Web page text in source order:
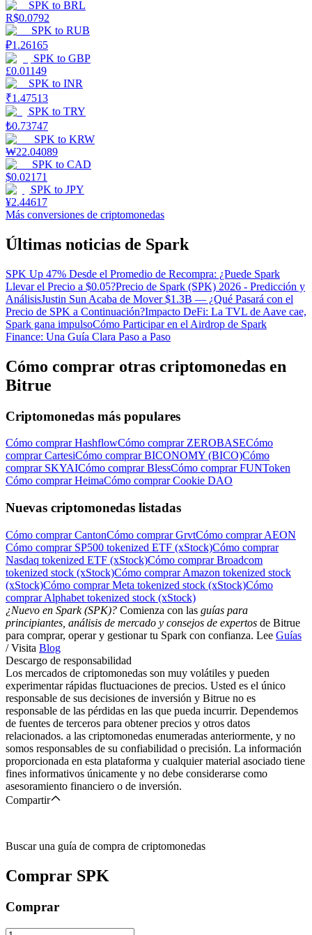
SPK to BRL
R$0.0792
SPK to RUB
₽1.26165
SPK to GBP
£0.01149
SPK to INR
₹1.47513
SPK to TRY
₺0.73747
SPK to KRW
₩22.04089
SPK to CAD
$0.02171
SPK to JPY
¥2.44617
Más conversiones de criptomonedas
Últimas noticias de Spark
SPK Up 47% Desde el Promedio de Recompra: ¿Puede Spark
Llevar el Precio a $0.05?Precio de Spark (SPK) 2026 - Predicción y
AnálisisJustin Sun Acaba de Mover $1.3B — ¿Qué Pasará con el
Precio de SPK a Continuación?Impacto DeFi: La TVL de Aave cae,
Spark gana impulsoCómo Participar en el Airdrop de Spark
Finance: Una Guía Clara Paso a Paso
Cómo comprar otras criptomonedas en
Bitrue
Criptomonedas más populares
Cómo comprar HashflowCómo comprar ZEROBASECómo
comprar CartesiCómo comprar BICONOMY (BICO)Cómo
comprar SKYAICómo comprar BlessCómo comprar FUNToken
Cómo comprar HeimaCómo comprar Cookie DAO
Nuevas criptomonedas listadas
Cómo comprar CantonCómo comprar GrvtCómo comprar AEON
Cómo comprar SP500 tokenized ETF (xStock)Cómo comprar
Nasdaq tokenized ETF (xStock)Cómo comprar Broadcom
tokenized stock (xStock)Cómo comprar Amazon tokenized stock
(xStock)Cómo comprar Meta tokenized stock (xStock)Cómo
comprar Alphabet tokenized stock (xStock)
¿Nuevo en Spark (SPK)? Comienza con las guías para
principiantes, análisis de mercado y consejos de expertos de Bitrue
para comprar, operar y gestionar tu Spark con confianza. Lee Guías
/ Visita Blog
Descargo de responsabilidad
Los mercados de criptomonedas son muy volátiles y pueden
experimentar rápidas fluctuaciones de precios. Usted es el único
responsable de sus decisiones de inversión y Bitrue no es
responsable de las pérdidas en las que pueda incurrir. Dependemos
de fuentes de terceros para obtener precios y otros datos
relacionados. a las criptomonedas enumeradas anteriormente, y no
somos responsables de su confiabilidad o precisión. La información
proporcionada en esta plataforma y cualquier material asociado tiene
fines informativos únicamente y no debe considerarse como
asesoramiento financiero o de inversión.
Compartir
Buscar una guía de compra de criptomonedas
Comprar SPK
Comprar